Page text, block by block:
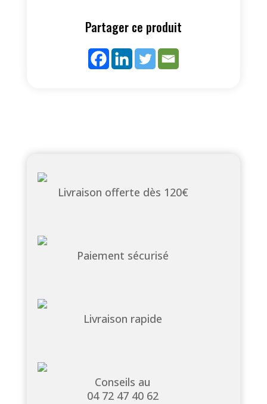
Partager ce produit
Livraison offerte dès 120€
Paiement sécurisé
Livraison rapide
Conseils au
04 72 47 40 62